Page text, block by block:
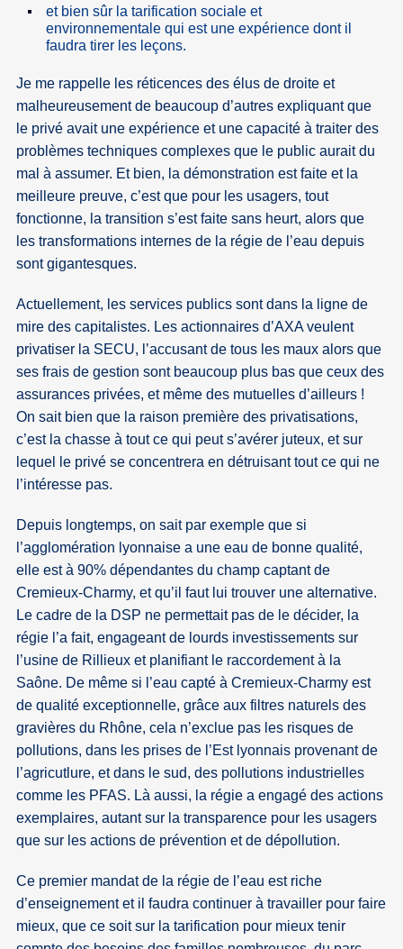
et bien sûr la tarification sociale et
environnementale qui est une expérience dont il
faudra tirer les leçons.
Je me rappelle les réticences des élus de droite et
malheureusement de beaucoup d’autres expliquant que
le privé avait une expérience et une capacité à traiter des
problèmes techniques complexes que le public aurait du
mal à assumer. Et bien, la démonstration est faite et la
meilleure preuve, c’est que pour les usagers, tout
fonctionne, la transition s’est faite sans heurt, alors que
les transformations internes de la régie de l’eau depuis
sont gigantesques.
Actuellement, les services publics sont dans la ligne de
mire des capitalistes. Les actionnaires d’AXA veulent
privatiser la SECU, l’accusant de tous les maux alors que
ses frais de gestion sont beaucoup plus bas que ceux des
assurances privées, et même des mutuelles d’ailleurs !
On sait bien que la raison première des privatisations,
c’est la chasse à tout ce qui peut s’avérer juteux, et sur
lequel le privé se concentrera en détruisant tout ce qui ne
l’intéresse pas.
Depuis longtemps, on sait par exemple que si
l’agglomération lyonnaise a une eau de bonne qualité,
elle est à 90% dépendantes du champ captant de
Cremieux-Charmy, et qu’il faut lui trouver une alternative.
Le cadre de la DSP ne permettait pas de le décider, la
régie l’a fait, engageant de lourds investissements sur
l’usine de Rillieux et planifiant le raccordement à la
Saône. De même si l’eau capté à Cremieux-Charmy est
de qualité exceptionnelle, grâce aux filtres naturels des
gravières du Rhône, cela n’exclue pas les risques de
pollutions, dans les prises de l’Est lyonnais provenant de
l’agricutlure, et dans le sud, des pollutions industrielles
comme les PFAS. Là aussi, la régie a engagé des actions
exemplaires, autant sur la transparence pour les usagers
que sur les actions de prévention et de dépollution.
Ce premier mandat de la régie de l’eau est riche
d’enseignement et il faudra continuer à travailler pour faire
mieux, que ce soit sur la tarification pour mieux tenir